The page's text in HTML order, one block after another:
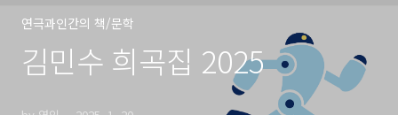
연극과인간의 책/문학
김민수 희곡집 2025